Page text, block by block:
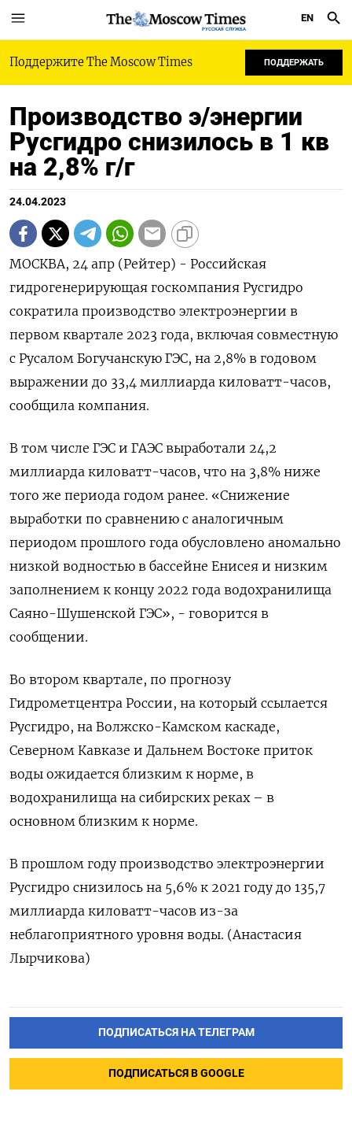
РУССКАЯ СЛУЖБА
EN
Поддержите The Moscow Times ПОДДЕРЖАТЬ
Производство э/энергии
Русгидро снизилось в 1 кв
на 2,8% г/г
24.04.2023
МОСКВА, 24 апр (Рейтер) - Российская
гидрогенерирующая госкомпания Русгидро
сократила производство электроэнергии в
первом квартале 2023 года, включая совместную
с Русалом Богучанскую ГЭС, на 2,8% в годовом
выражении до 33,4 миллиарда киловатт-часов,
сообщила компания.
В том числе ГЭС и ГАЭС выработали 24,2
миллиарда киловатт-часов, что на 3,8% ниже
того же периода годом ранее. «Снижение
выработки по сравнению с аналогичным
периодом прошлого года обусловлено аномально
низкой водностью в бассейне Енисея и низким
заполнением к концу 2022 года водохранилища
Саяно-Шушенской ГЭС», - говорится в
сообщении.
Во втором квартале, по прогнозу
Гидрометцентра России, на который ссылается
Русгидро, на Волжско-Камском каскаде,
Северном Кавказе и Дальнем Востоке приток
воды ожидается близким к норме, в
водохранилища на сибирских реках – в
основном близким к норме.
В прошлом году производство электроэнергии
Русгидро снизилось на 5,6% к 2021 году до 135,7
миллиарда киловатт-часов из-за
неблагоприятного уровня воды. (Анастасия
Лырчикова)
ПОДПИСАТЬСЯ НА ТЕЛЕГРАМ
ПОДПИСАТЬСЯ В GOOGLE